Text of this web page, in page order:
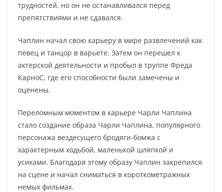
трудностей, но он не останавливался перед
препятствиями и не сдавался.
Чаплин начал свою карьеру в мире развлечений как
певец и танцор в варьете. Затем он перешел к
актерской деятельности и пробыл в труппе Фреда
КарноС, где его способности были замечены и
оценены.
Переломным моментом в карьере Чарли Чаплина
стало создание образа Чарли Чаплина, популярного
персонажа вездесущего бродяги-бомжа с
характерным ходьбой, маленькой шляпкой и
усиками. Благодаря этому образу Чаплин закрепился
на сцене и начал сниматься в короткометражных
немых фильмах.